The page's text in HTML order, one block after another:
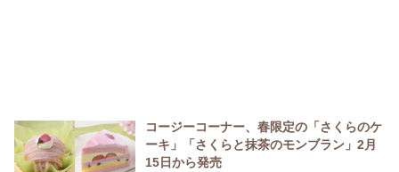
コージーコーナー、春限定の「さくらのケ
ーキ」「さくらと抹茶のモンブラン」2月
15日から発売